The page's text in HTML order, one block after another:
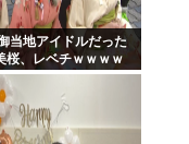
当地アイドルだった
桜、レベチｗｗｗｗ
ｗｗｗｗｗｗｗｗｗ